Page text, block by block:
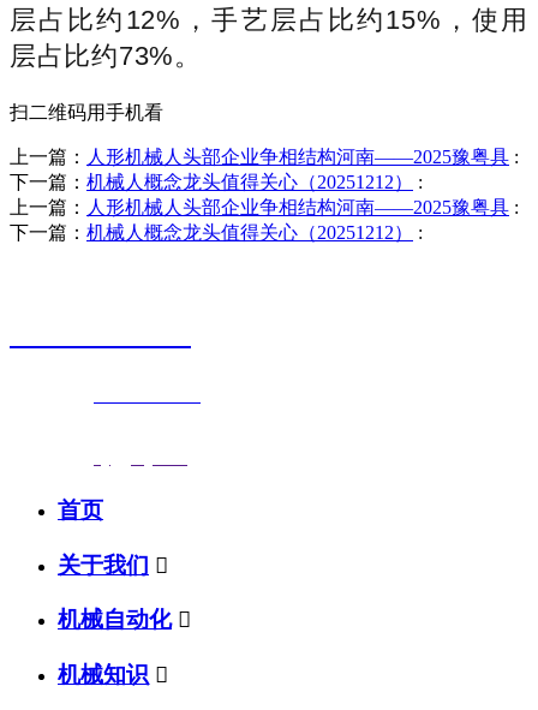
层占比约12%，手艺层占比约15%，使用
层占比约73%。
扫二维码用手机看
上一篇： 人形机械人头部企业争相结构河南——2025豫粤具 :
下一篇： 机械人概念龙头值得关心（20251212）
:
上一篇： 人形机械人头部企业争相结构河南——2025豫粤具 :
下一篇： 机械人概念龙头值得关心（20251212） :
首页
关于我们 
机械自动化 
机械知识 